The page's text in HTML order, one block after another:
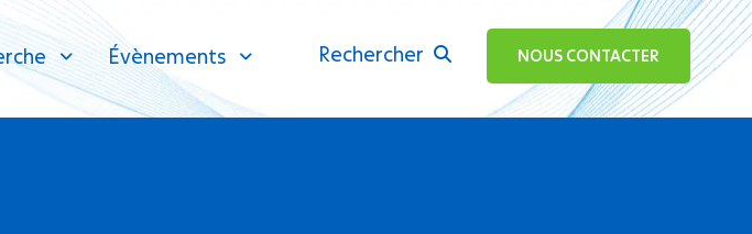
Évènements Rechercher
ok NOUS CONTACTER